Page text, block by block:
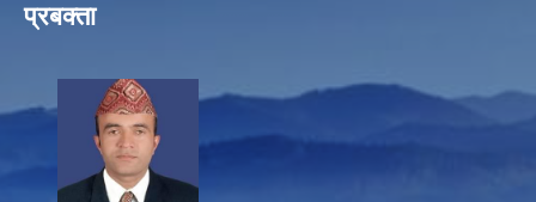
प्रबक्ता